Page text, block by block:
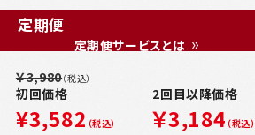
定期便
定期便サービスとは
￥3,980（税込）
初回価格
¥3,582 （税込）
2回目以降価格
￥3,184 （税込）